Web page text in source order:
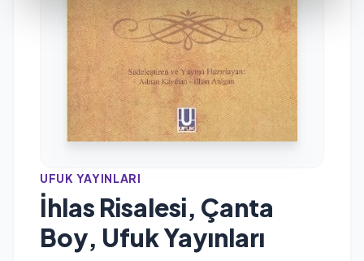
UFUK YAYINLARI
İhlas Risalesi, Çanta
Boy, Ufuk Yayınları